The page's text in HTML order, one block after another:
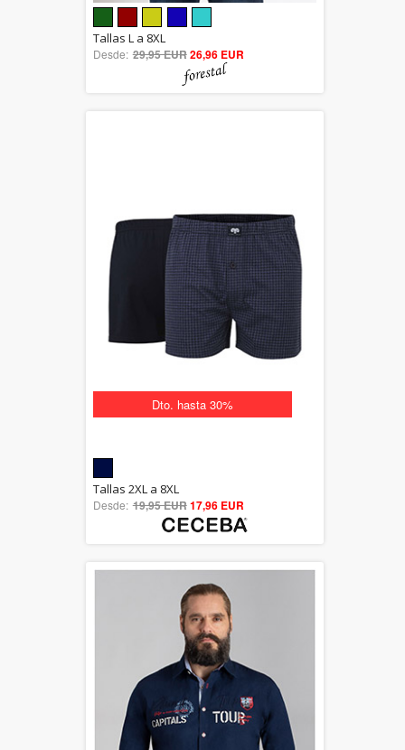
out of 5
Tallas L a 8XL
Desde: 29,95 EUR26,96 EUR
Dto. hasta 30%
5.00
out of 5
Tallas 2XL a 8XL
Desde: 19,95 EUR17,96 EUR